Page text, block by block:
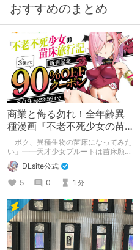
おすすめのまとめ
商業と侮る勿れ！全年齢異
種漫画『不老不死少女の苗
床旅行記』新刊記念1～3巻
90%オフクーポン配布中✨
「ボク、異種生物の苗床になってみた
い」――天才少女プルートは苗床願望
を叶えるため、不老不死の体を手に入
れた！ 話題沸騰の全年齢苗床コミッ
クスの新刊が発売開始！ それを記念
して1～3巻まで90%OFFクーポン配
布いたします！ まだ本作品未体験の
皆さん、多分お好きです。ぜひお試し
ください。
DLsite公式
5
0 1 分